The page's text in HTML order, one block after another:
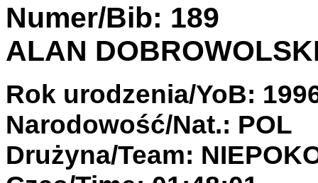
Numer/Bib: 189
ALAN
Rok urodzenia/YoB:
Narodowość/Nat.: POL
Drużyna/Team: